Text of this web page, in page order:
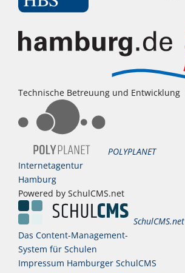
Technische Betreuung und Entwicklung
POLYPLANET
Internetagentur
Hamburg
Powered by SchulCMS.net
SchulCMS.net
Das Content-Management-
System für Schulen
Impressum Hamburger SchulCMS